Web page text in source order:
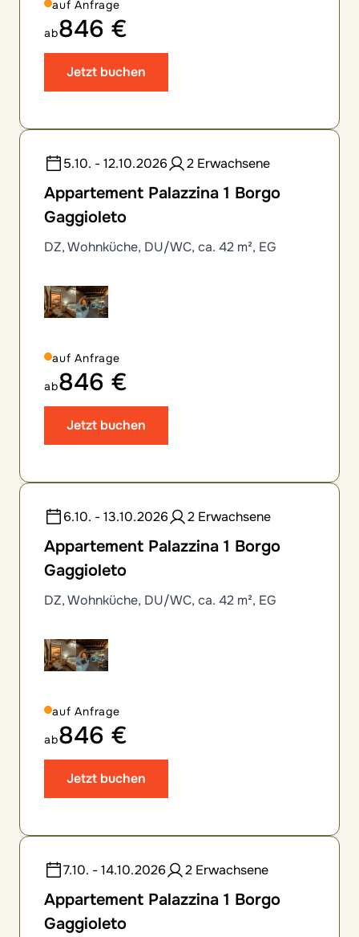
auf Anfrage
ab846 €
Jetzt buchen
5.10. - 12.10.2026 2 Erwachsene
Appartement Palazzina 1 Borgo
Gaggioleto
DZ, Wohnküche, DU/WC, ca. 42 m², EG
auf Anfrage
ab846 €
Jetzt buchen
6.10. - 13.10.2026 2 Erwachsene
Appartement Palazzina 1 Borgo
Gaggioleto
DZ, Wohnküche, DU/WC, ca. 42 m², EG
auf Anfrage
ab846 €
Jetzt buchen
7.10. - 14.10.2026 2 Erwachsene
Appartement Palazzina 1 Borgo
Gaggioleto